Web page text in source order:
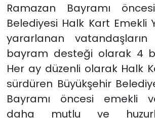
Ramazan Bayramı
Belediyesi Halk Kart Emekli
yararlanan vatandaşların
bayram desteği olarak 4
Her ay düzenli olarak Halk
sürdüren Büyükşehir
Bayramı öncesi emekli
daha mutlu ve